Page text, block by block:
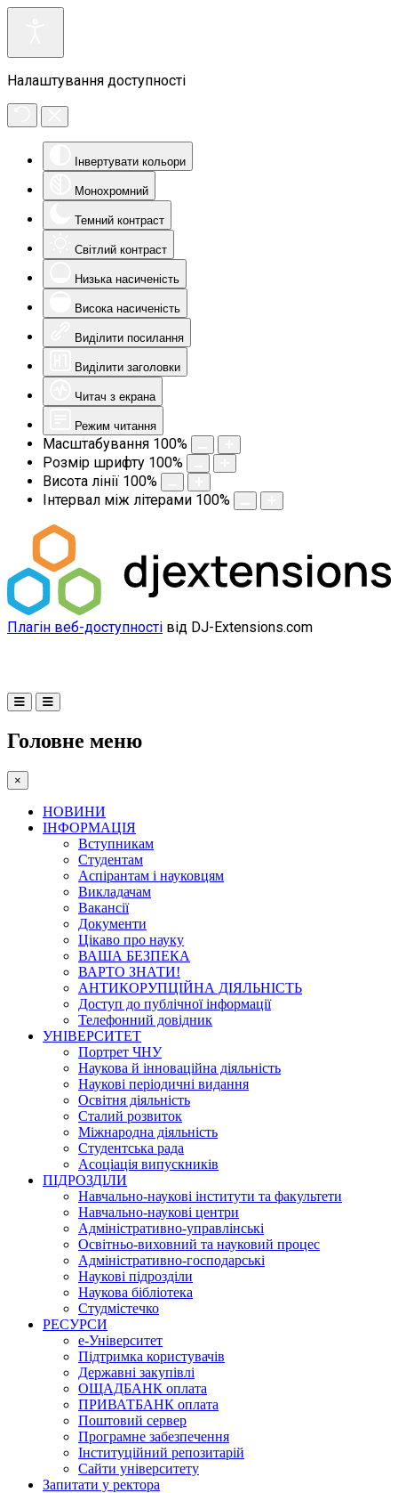
Налаштування доступності
Інвертувати кольори
Монохромний
Темний контраст
Світлий контраст
Низька насиченість
Висока насиченість
Виділити посилання
Виділити заголовки
Читач з екрана
Режим читання
Масштабування 100%
Розмір шрифту 100%
Висота лінії 100%
Інтервал між літерами 100%
Плагін веб-доступності від DJ-Extensions.com
Головне меню
×
НОВИНИ
ІНФОРМАЦІЯ
Вступникам
Студентам
Аспірантам і науковцям
Викладачам
Вакансії
Документи
Цікаво про науку
ВАША БЕЗПЕКА
ВАРТО ЗНАТИ!
АНТИКОРУПЦІЙНА ДІЯЛЬНІСТЬ
Доступ до публічної інформації
Телефонний довідник
УНІВЕРСИТЕТ
Портрет ЧНУ
Наукова й інноваційна діяльність
Наукові періодичні видання
Освітня діяльність
Сталий розвиток
Міжнародна діяльність
Студентська рада
Асоціація випускників
ПІДРОЗДІЛИ
Навчально-наукові інститути та факультети
Навчально-наукові центри
Адміністративно-управлінські
Освітньо-виховний та науковий процес
Адміністративно-господарські
Наукові підрозділи
Наукова бібліотека
Студмістечко
РЕСУРСИ
е-Університет
Підтримка користувачів
Державні закупівлі
ОЩАДБАНК оплата
ПРИВАТБАНК оплата
Поштовий сервер
Програмне забезпечення
Інституційний репозитарій
Сайти університету
Запитати у ректора